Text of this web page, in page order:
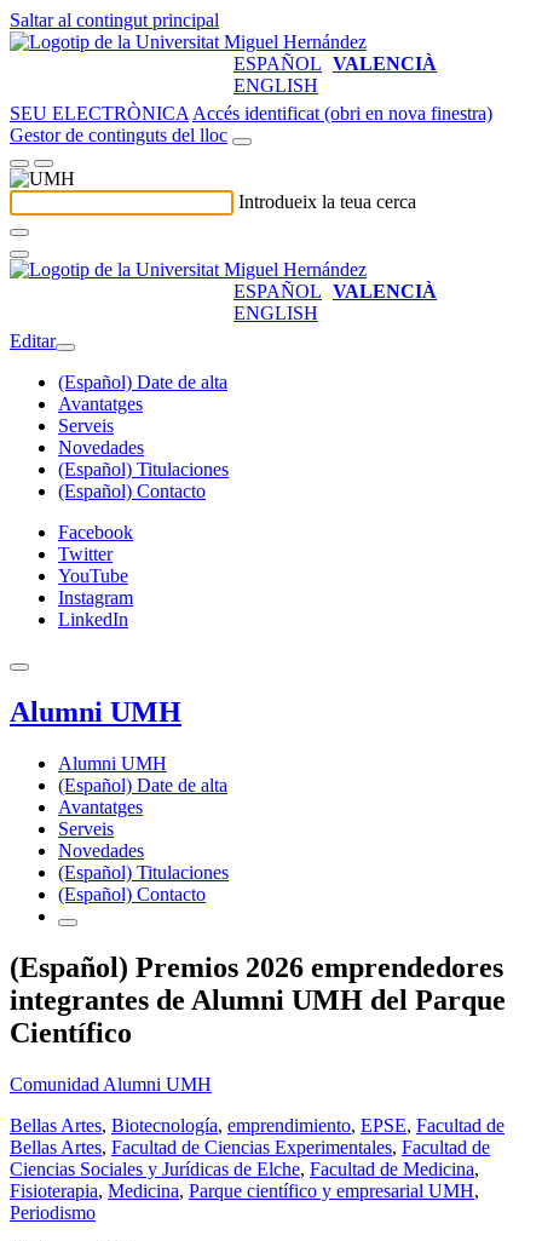
Saltar al contingut principal
ESPAÑOL VALENCIÀ
ENGLISH
SEU ELECTRÒNICA Accés identificat (obri en nova finestra)
Gestor de continguts del lloc
Introdueix la teua cerca
ESPAÑOL VALENCIÀ
ENGLISH
Editar
(Español) Date de alta
Avantatges
Serveis
Novedades
(Español) Titulaciones
(Español) Contacto
Facebook
Twitter
YouTube
Instagram
LinkedIn
Alumni UMH
Alumni UMH
(Español) Date de alta
Avantatges
Serveis
Novedades
(Español) Titulaciones
(Español) Contacto
(Español) Premios 2026 emprendedores
integrantes de Alumni UMH del Parque
Científico
Comunidad Alumni UMH
Bellas Artes, Biotecnología, emprendimiento, EPSE, Facultad de
Bellas Artes, Facultad de Ciencias Experimentales, Facultad de
Ciencias Sociales y Jurídicas de Elche, Facultad de Medicina,
Fisioterapia, Medicina, Parque científico y empresarial UMH,
Periodismo